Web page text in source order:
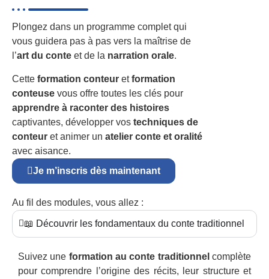
Plongez dans un programme complet qui
vous guidera pas à pas vers la maîtrise de
l’art du conte et de la narration orale.
Cette formation conteur etformation
conteuse vous offre toutes les clés pour
apprendre à raconter des histoires
captivantes, développer vos techniques de
conteur et animer un atelier conte et oralité
avec aisance.
Je m’inscris dès maintenant
Au fil des modules, vous allez :
📖 Découvrir les fondamentaux du conte traditionnel
Suivez une formation au conte traditionnel complète
pour comprendre l’origine des récits, leur structure et